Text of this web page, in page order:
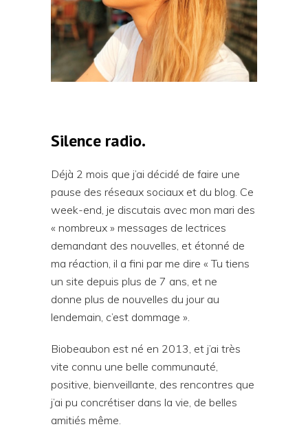
Silence radio.
Déjà 2 mois que j’ai décidé de faire une
pause des réseaux sociaux et du blog. Ce
week-end, je discutais avec mon mari des
« nombreux » messages de lectrices
demandant des nouvelles, et étonné de
ma réaction, il a fini par me dire « Tu tiens
un site depuis plus de 7 ans, et ne
donne plus de nouvelles du jour au
lendemain, c’est dommage ».
Biobeaubon est né en 2013, et j’ai très
vite connu une belle communauté,
positive, bienveillante, des rencontres que
j’ai pu concrétiser dans la vie, de belles
amitiés même.